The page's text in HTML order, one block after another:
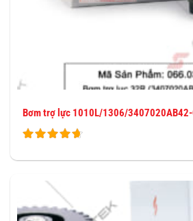
Bơm trợ lực 1010L/1306/3407020AB42-